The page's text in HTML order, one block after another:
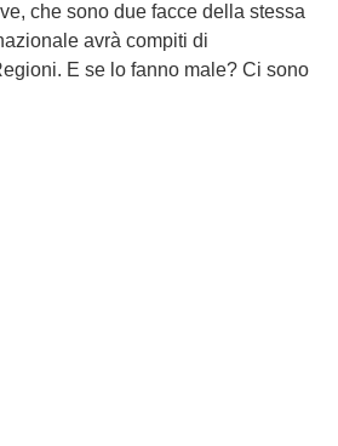
che sono due facce della stessa
avrà compiti di
E se lo fanno male? Ci sono